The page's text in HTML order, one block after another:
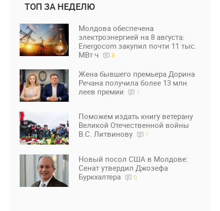
ТОП ЗА НЕДЕЛЮ
Молдова обеспечена
электроэнергией на 8 августа:
Energocom закупил почти 11 тыс.
МВт·ч
8
Жена бывшего премьера Дорина
Речана получила более 13 млн
леев премии
1
Поможем издать книгу ветерану
Великой Отечественной войны
В.С. Литвинову
1
Новый посол США в Молдове:
Сенат утвердил Джозефа
Буркхалтера
0